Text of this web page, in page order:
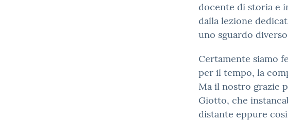
docente di storia e
dalla lezione
uno sguardo
Certamente siamo
per il tempo, la
Ma il nostro grazie
Giotto, che
distante eppure